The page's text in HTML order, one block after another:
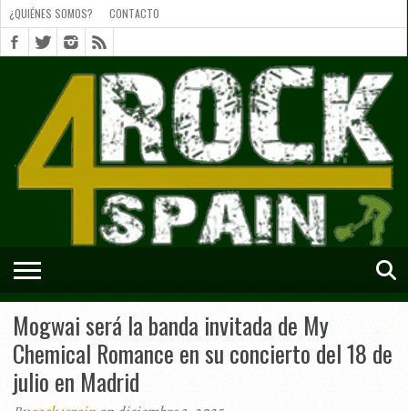
SOMOS?
CONTACTO
SHORTS
¿QUIÉNES SOMOS? CONTACTO
Mogwai será la banda invitada de My
Chemical Romance en su concierto del 18 de
julio en Madrid